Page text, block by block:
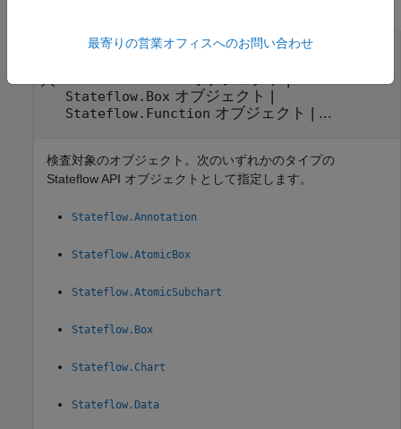
object—検査対象のオブジェクト
Stateflow.Box オブジェクト |
Stateflow.Function オブジェクト | ...
検査対象のオブジェクト。次のいずれかのタイプの
Stateflow API オブジェクトとして指定します。
Stateflow.Annotation
Stateflow.AtomicBox
Stateflow.AtomicSubchart
Stateflow.Box
Stateflow.Chart
Stateflow.Data
最寄りの営業オフィスへのお問い合わせ